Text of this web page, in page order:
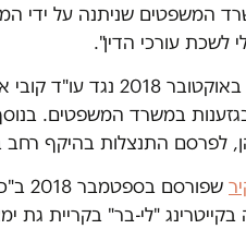
המשפטים שניתנה על ידי
לשכת עורכי הדין".
תביעתו של הרב הבלין הוגשה
במשרד המשפטים. בנוסף
לפרסם התנצלות בהיקף
"לי-בר" בקריית גת